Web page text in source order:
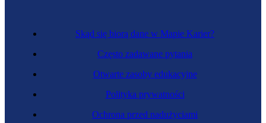
Skąd się biorą dane w Mapie Karier?
Często zadawane pytania
Otwarte zasoby edukacyjne
Polityka prywatności
Ochrona przed nadużyciami